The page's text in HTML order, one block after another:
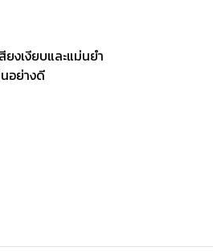
งเงียบและแม่นยำ
อย่างดี